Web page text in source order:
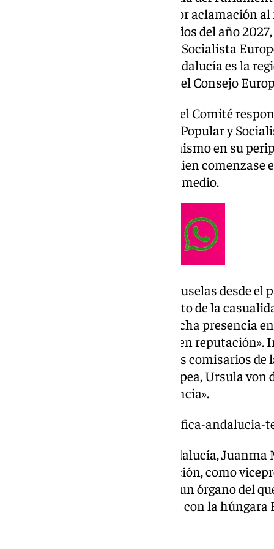
del Comité, el cual ha elevado por aclamación
detentará el cargo hasta mediados del año
húngara Kata Tütto, del Partido Socialista
Además, este miércoles que «Andalucía es la
una reunión con el presidente del Consejo
La alternancia en la dirección del Comité
principales grupos europeos, el Popular y
compartir la dirección del organismo en su
se estableció que fuese Tütto quien comenzase
relevase pasados los dos años y medio.
Moreno, que se encuentra en Bruselas desde
que el nombramiento «no es fruto de la
«cinco años trabajando con mucha presencia
Andalucía gana en influencia y en
va a poder reunirse con todos los comisarios
presidenta de la Comisión Europea, Ursula
ganará «en prestigio y en influencia».
https://www.101tv.es/que-significa-
El presidente de la Junta de Andalucía,
jueves en Bruselas, por aclamación, como
Europeo de las Regiones (CDR), un órgano del
2027. Se turna en la presidencia con la